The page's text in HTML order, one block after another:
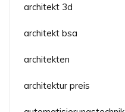
architekt 3d
architekt bsa
architekten
architektur preis